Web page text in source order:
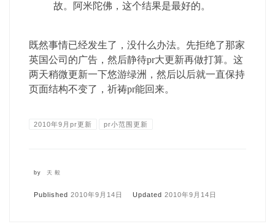
故。阿米陀佛，这个结果是最好的。
既然事情已经发生了，没什么办法。先拒绝了那家
英国公司的广告，然后静待pr大更新再做打算。这
两天稍微更新一下悠游绿洲，然后以后就一直保持
页面结构不变了，祈祷pr能回来。
2010年9月pr更新 pr小范围更新
by 天毅
Published2010年9月14日 Updated2010年9月14日